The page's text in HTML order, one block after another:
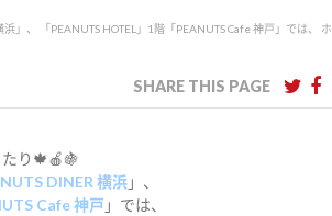
」、 「PEANUTS HOTEL」1階「PEANUTS Cafe 神戸」では、 ホ
SHARE THIS PAGE
り🍁🍎🍇
DINER 横浜」、
Cafe 神戸 」では、